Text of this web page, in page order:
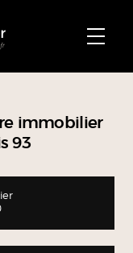
immobilier
93